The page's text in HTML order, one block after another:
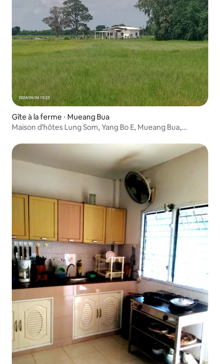
Gîte à la ferme ⋅ Mueang Bua
Maison d'hôtes Lung Som, Yang Bo E, Mueang Bua,